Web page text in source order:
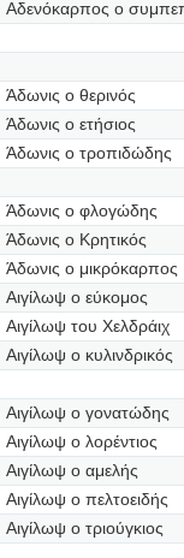
Αδενόκαρπος ο
Άδωνις ο θερινός
Άδωνις ο ετήσιος
Άδωνις ο τροπιδώδης
Άδωνις ο φλογώδης
Άδωνις ο Κρητικός
Άδωνις ο μικρόκαρπος
Αιγίλωψ ο εύκομος
Αιγίλωψ του Χελδράιχ
Αιγίλωψ ο κυλινδρικός
Αιγίλωψ ο γονατώδης
Αιγίλωψ ο λορέντιος
Αιγίλωψ ο αμελής
Αιγίλωψ ο πελτοειδής
Αιγίλωψ ο τριούγκιος